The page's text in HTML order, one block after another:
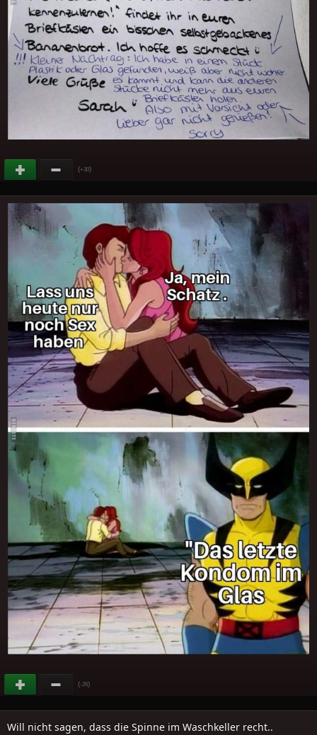
(+30)
(-26)
Will nicht sagen, dass die Spinne im Waschkeller recht..